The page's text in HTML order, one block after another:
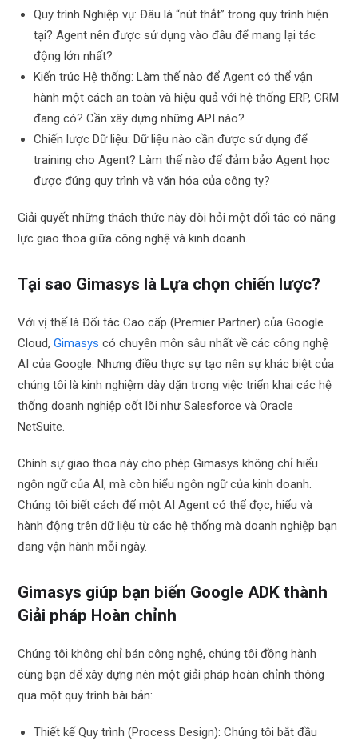
Quy trình Nghiệp vụ: Đâu là “nút thắt” trong quy trình hiện
tại? Agent nên được sử dụng vào đâu để mang lại tác
động lớn nhất?
Kiến trúc Hệ thống: Làm thế nào để Agent có thể vận
hành một cách an toàn và hiệu quả với hệ thống ERP, CRM
đang có? Cần xây dựng những API nào?
Chiến lược Dữ liệu: Dữ liệu nào cần được sử dụng để
training cho Agent? Làm thế nào để đảm bảo Agent học
được đúng quy trình và văn hóa của công ty?
Giải quyết những thách thức này đòi hỏi một đối tác có năng
lực giao thoa giữa công nghệ và kinh doanh.
Tại sao Gimasys là Lựa chọn chiến lược?
Với vị thế là Đối tác Cao cấp (Premier Partner) của Google
Cloud,Gimasys có chuyên môn sâu nhất về các công nghệ
AI của Google. Nhưng điều thực sự tạo nên sự khác biệt của
chúng tôi là kinh nghiệm dày dặn trong việc triển khai các hệ
thống doanh nghiệp cốt lõi như Salesforce và Oracle
NetSuite.
Chính sự giao thoa này cho phép Gimasys không chỉ hiểu
ngôn ngữ của AI, mà còn hiểu ngôn ngữ của kinh doanh.
Chúng tôi biết cách để một AI Agent có thể đọc, hiểu và
hành động trên dữ liệu từ các hệ thống mà doanh nghiệp bạn
đang vận hành mỗi ngày.
Gimasys giúp bạn biến Google ADK thành
Giải pháp Hoàn chỉnh
Chúng tôi không chỉ bán công nghệ, chúng tôi đồng hành
cùng bạn để xây dựng nên một giải pháp hoàn chỉnh thông
qua một quy trình bài bản:
Thiết kế Quy trình (Process Design): Chúng tôi bắt đầu